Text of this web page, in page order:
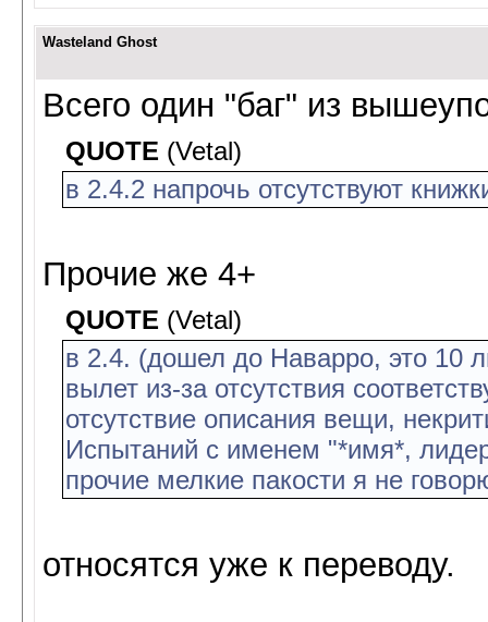
Wasteland Ghost
Всего один "баг" из
QUOTE (Vetal)
в 2.4.2 напрочь отсутствуют
Прочие же 4+
QUOTE (Vetal)
в 2.4. (дошел до Наварро, это 10
вылет из-за отсутствия
отсутствие описания вещи,
Испытаний с именем "*имя*,
прочие мелкие пакости я не
относятся уже к переводу.